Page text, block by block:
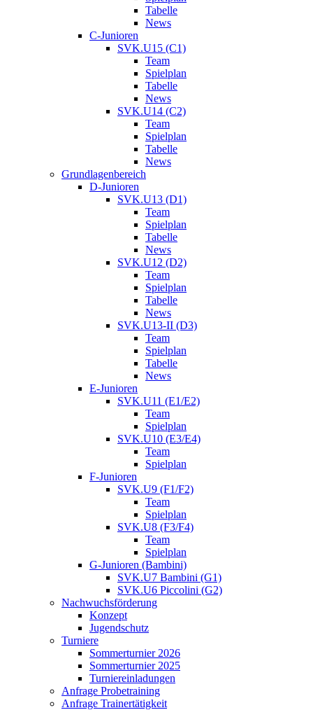
Tabelle
News
C-Junioren
SVK.U15 (C1)
Team
Spielplan
Tabelle
News
SVK.U14 (C2)
Team
Spielplan
Tabelle
News
Grundlagenbereich
D-Junioren
SVK.U13 (D1)
Team
Spielplan
Tabelle
News
SVK.U12 (D2)
Team
Spielplan
Tabelle
News
SVK.U13-II (D3)
Team
Spielplan
Tabelle
News
E-Junioren
SVK.U11 (E1/E2)
Team
Spielplan
SVK.U10 (E3/E4)
Team
Spielplan
F-Junioren
SVK.U9 (F1/F2)
Team
Spielplan
SVK.U8 (F3/F4)
Team
Spielplan
G-Junioren (Bambini)
SVK.U7 Bambini (G1)
SVK.U6 Piccolini (G2)
Nachwuchsförderung
Konzept
Jugendschutz
Turniere
Sommerturnier 2026
Sommerturnier 2025
Turniereinladungen
Anfrage Probetraining
Anfrage Trainertätigkeit